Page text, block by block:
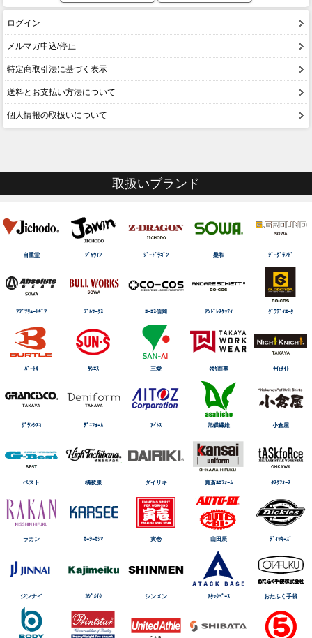
ログイン
メルマガ申込/停止
特定商取引法に基づく表示
送料とお支払い方法について
個人情報の取扱いについて
取扱いブランド
自重堂 ｼﾞｬｳｨﾝ ｼﾞｰﾄﾞﾗｺﾞﾝ 桑和 ｼﾞｰｸﾞﾗﾝﾄﾞ
ｱﾌﾞｿﾘｭｰﾄｷﾞｱ ﾌﾞﾙﾜｰｸｽ ｺｰｺｽ信岡 ｱﾝﾄﾞﾚｽｹｯﾃｨ ｸﾞﾗﾃﾞｨｴｰﾀ
ﾊﾞｰﾄﾙ ｻﾝｴｽ 三愛 ﾀｶﾔ商事 ﾅｲtﾅｲﾄ
ｸﾞﾗﾝｼｽｺ ﾃﾞﾆﾌｫｰﾑ ｱｲﾄｽ 旭蝶繊維 小倉屋
ベスト 橘被服 ダイリキ 寛斎ﾕﾆﾌｫｰﾑ ﾀｽｸﾌｫｰｽ
ラカン ｶｰｼｰｶｼﾏ 寅壱 山田辰 ﾃﾞｨｯｷｰｽﾞ
ジンナイ ｶｼﾞﾒｲｸ シンメン ｱﾀｯｸﾍﾞｰｽ おたふく手袋